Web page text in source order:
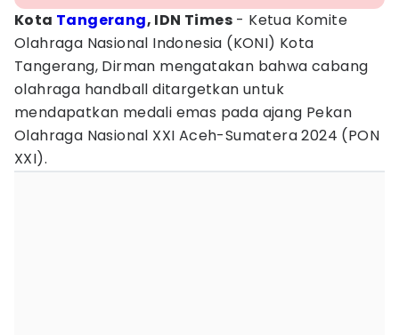
Kota Tangerang, IDN Times - Ketua Komite
Olahraga Nasional Indonesia (KONI) Kota
Tangerang, Dirman mengatakan bahwa cabang
olahraga handball ditargetkan untuk
mendapatkan medali emas pada ajang Pekan
Olahraga Nasional XXI Aceh-Sumatera 2024 (PON
XXI).